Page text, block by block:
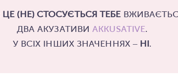
ЦЕ (НЕ) СТОСУЄТЬСЯ ТЕБЕ
ДВА АКУЗАТИВИAKKUSATIVE.
У ВСІХ ІНШИХ ЗНАЧЕННЯХ – НІ.